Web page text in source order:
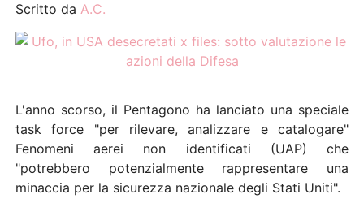
Scritto da A.C.
L'anno scorso, il Pentagono ha lanciato una speciale
task force "per rilevare, analizzare e catalogare"
Fenomeni aerei non identificati (UAP) che
"potrebbero potenzialmente rappresentare una
minaccia per la sicurezza nazionale degli Stati Uniti".